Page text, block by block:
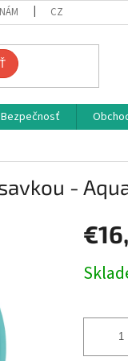
CZ
Bezpečnosť
-
cena: